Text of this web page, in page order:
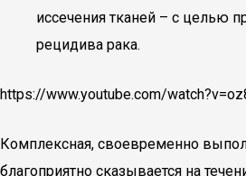
иссечения тканей – с целью
рецидива рака.
https://www.youtube.com/
Комплексная, своевременно
благоприятно сказывается на